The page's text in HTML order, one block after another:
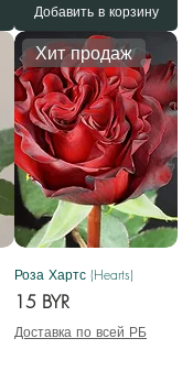
Добавить в корзину
Хит продаж
Роза Хартс (Hearts)
Цена
15 BYR
Доставка по всей РБ